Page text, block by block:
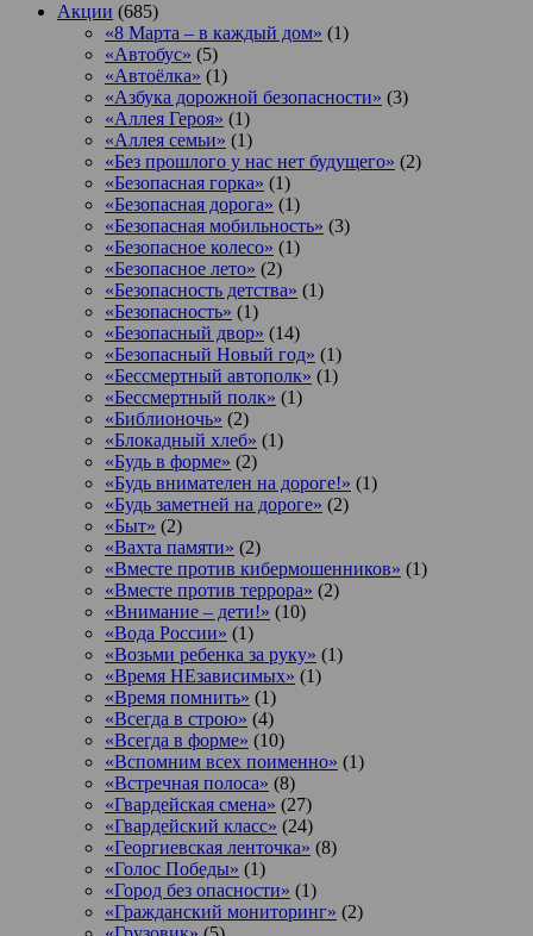
Акции (685)
«8 Марта – в каждый дом» (1)
«Автобус» (5)
«Автоёлка» (1)
«Азбука дорожной безопасности» (3)
«Аллея Героя» (1)
«Аллея семьи» (1)
«Без прошлого у нас нет будущего» (2)
«Безопасная горка» (1)
«Безопасная дорога» (1)
«Безопасная мобильность» (3)
«Безопасное колесо» (1)
«Безопасное лето» (2)
«Безопасность детства» (1)
«Безопасность» (1)
«Безопасный двор» (14)
«Безопасный Новый год» (1)
«Бессмертный автополк» (1)
«Бессмертный полк» (1)
«Библионочь» (2)
«Блокадный хлеб» (1)
«Будь в форме» (2)
«Будь внимателен на дороге!» (1)
«Будь заметней на дороге» (2)
«Быт» (2)
«Вахта памяти» (2)
«Вместе против кибермошенников» (1)
«Вместе против террора» (2)
«Внимание – дети!» (10)
«Вода России» (1)
«Возьми ребенка за руку» (1)
«Время НЕзависимых» (1)
«Время помнить» (1)
«Всегда в строю» (4)
«Всегда в форме» (10)
«Вспомним всех поименно» (1)
«Встречная полоса» (8)
«Гвардейская смена» (27)
«Гвардейский класс» (24)
«Георгиевская ленточка» (8)
«Голос Победы» (1)
«Город без опасности» (1)
«Гражданский мониторинг» (2)